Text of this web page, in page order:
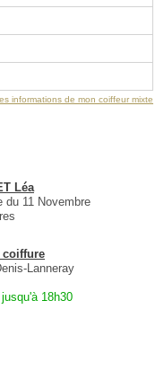
informations de mon coiffeur mixte
Léa
du 11 Novembre
coiffure
Lanneray
18h30